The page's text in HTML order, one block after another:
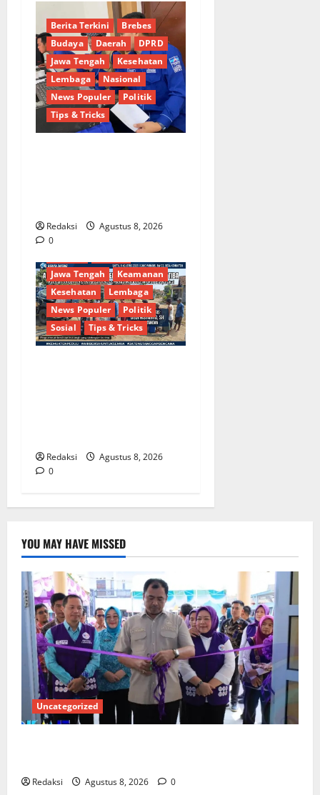
Berita Terkini
Brebes
Budaya
Daerah
DPRD
Jawa Tengah
Kesehatan
Lembaga
Nasional
News Populer
Politik
Tips & Tricks
Redaksi
Agustus 8, 2026
0Berita Terkini
Jawa Tengah
Keamanan
Kesehatan
Lembaga
News Populer
Politik
Sosial
Tips & Tricks
Redaksi
Agustus 8, 2026
0
YOU MAY HAVE MISSED
Uncategorized
Redaksi Agustus 8, 2026 0